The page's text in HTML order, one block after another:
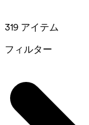
319 アイテム
フィルター